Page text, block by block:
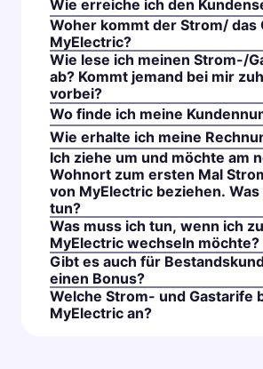
Wie erreiche ich den
Woher kommt der Strom/ das
MyElectric?
Wie lese ich meinen Strom-/
ab? Kommt jemand bei mir
vorbei?
Wo finde ich meine
Wie erhalte ich meine
Ich ziehe um und möchte am
Wohnort zum ersten Mal
von MyElectric beziehen. Was
tun?
Was muss ich tun, wenn ich zu
MyElectric wechseln möchte?
Gibt es auch für
einen Bonus?
Welche Strom- und Gastarife
MyElectric an?